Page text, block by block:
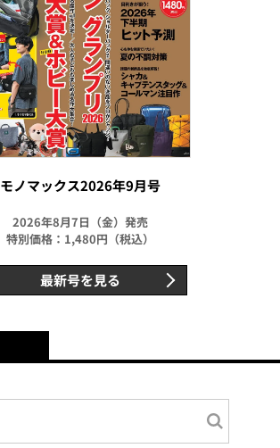
モノマックス2026年9月号
2026年8月7日（金）発売
特別価格：1,480円（税込）
最新号を見る